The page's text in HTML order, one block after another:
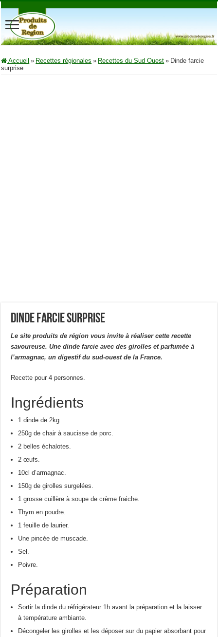
Accueil » Recettes régionales » Recettes du Sud Ouest » Dinde farcie
surprise
Dinde farcie surprise
Le site produits de région vous invite à réaliser cette recette
savoureuse. Une dinde farcie avec des girolles et parfumée à
l’armagnac, un digestif du sud-ouest de la France.
Recette pour 4 personnes.
Ingrédients
1 dinde de 2kg.
250g de chair à saucisse de porc.
2 belles échalotes.
2 œufs.
10cl d’armagnac.
150g de girolles surgelées.
1 grosse cuillère à soupe de crème fraiche.
Thym en poudre.
1 feuille de laurier.
Une pincée de muscade.
Sel.
Poivre.
Préparation
Sortir la dinde du réfrigérateur 1h avant la préparation et la laisser
à température ambiante.
Décongeler les girolles et les déposer sur du papier absorbant pour